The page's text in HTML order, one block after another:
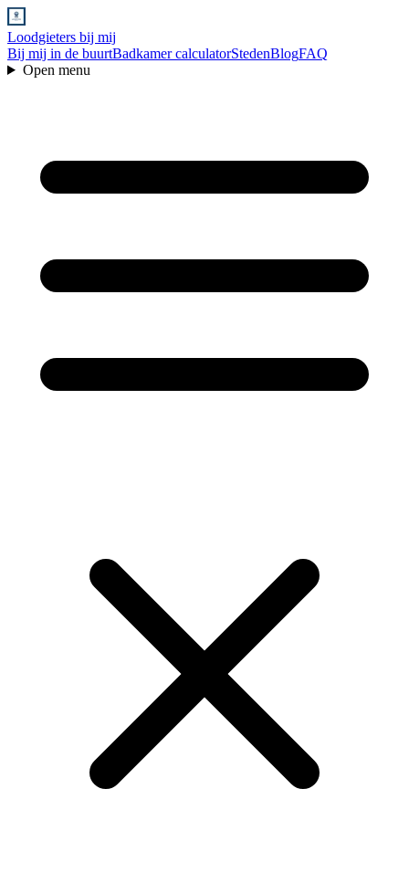
Loodgieters bij mij
Bij mij in de buurtBadkamer calculatorStedenBlogFAQ
Open menu